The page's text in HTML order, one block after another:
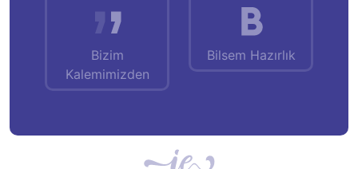
Bizim
Kalemimizden
Bilsem Hazırlık